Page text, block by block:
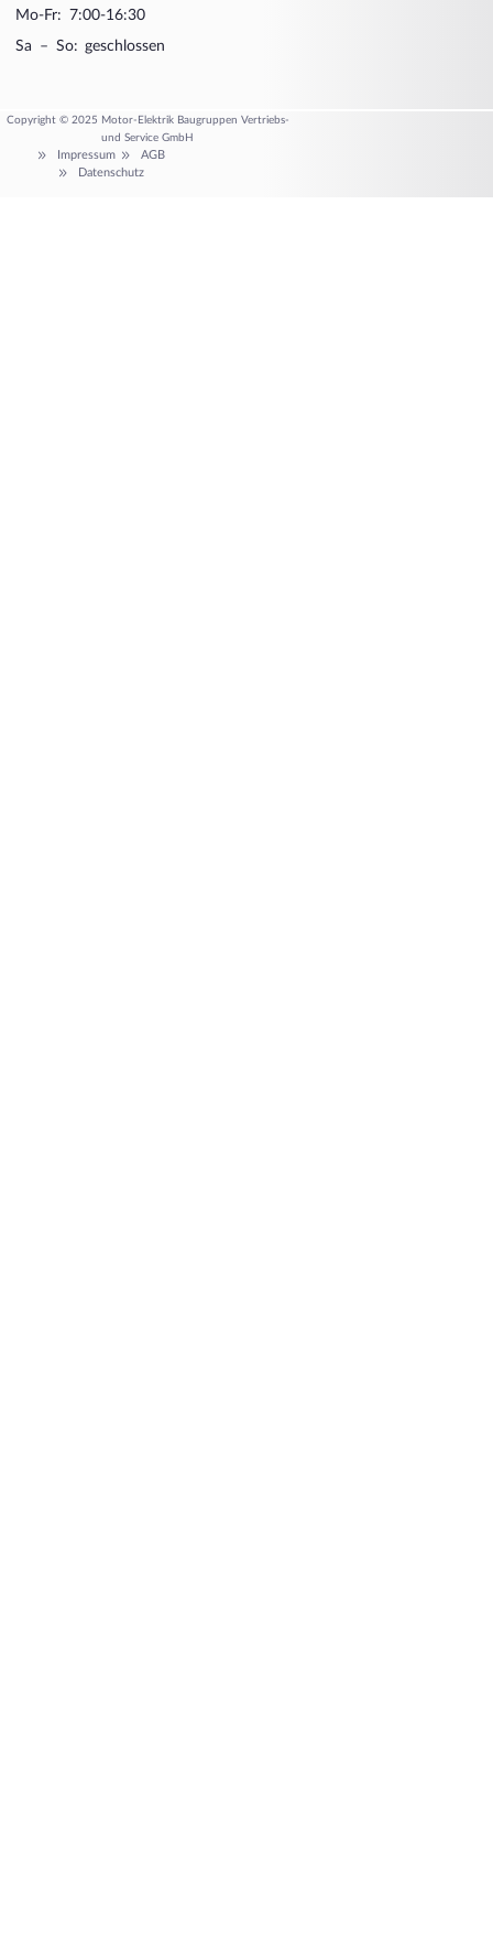
Mo-Fr: 7:00-16:30
Sa – So: geschlossen
Copyright © 2025 Motor-Elektrik Baugruppen Vertriebs-
und Service GmbH
Impressum
AGB
Datenschutz